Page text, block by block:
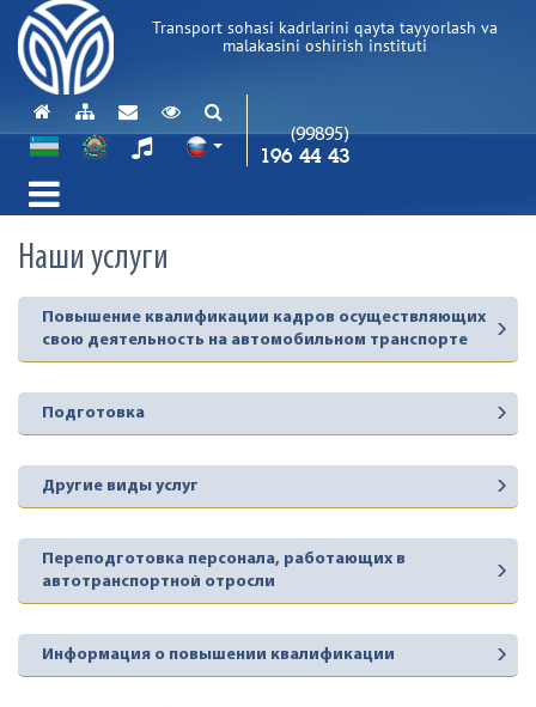
Transport sohasi kadrlarini qayta tayyorlash va
malakasini oshirish instituti
(99895)
196 44 43
Наши услуги
Повышение квалификации кадров осуществляющих
свою деятельность на автомобильном транспорте
Подготовка
Другие виды услуг
Переподготовка персонала, работающих в
автотранспортной отросли
Информация о повышении квалификации